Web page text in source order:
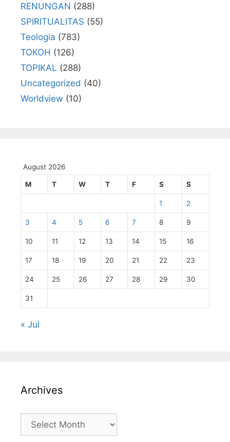
RENUNGAN (288)
SPIRITUALITAS (55)
Teologia (783)
TOKOH (126)
TOPIKAL (288)
Uncategorized (40)
Worldview (10)
August 2026
M T W T F S S
1 2
3 4 5 6 7 8 9
10 11 12 13 14 15 16
17 18 19 20 21 22 23
24 25 26 27 28 29 30
31
« Jul
Archives
Archives